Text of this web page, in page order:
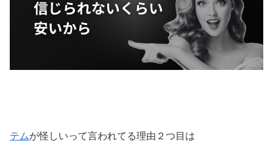
テムが怪しいって言われてる理由２つ目は